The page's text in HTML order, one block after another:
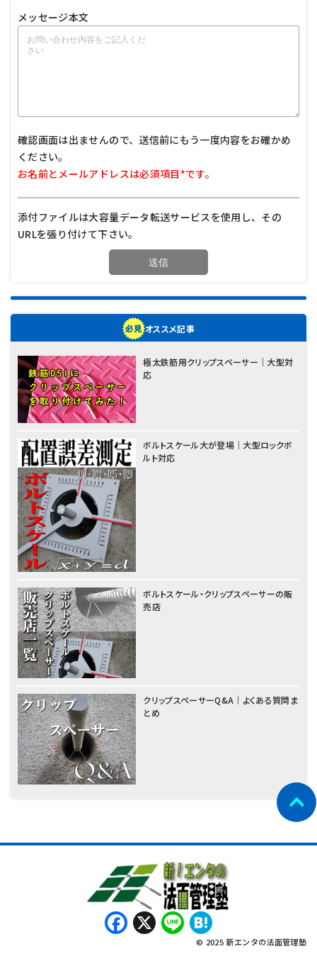
メッセージ本文
確認画面は出ませんので、送信前にもう一度内容をお確かめ
ください。
お名前とメールアドレスは必須項目*です。
添付ファイルは大容量データ転送サービスを使用し、その
URLを張り付けて下さい。
オススメ記事
極太鉄筋用クリップスペーサー｜大型対
応
ボルトスケール大が登場｜大型ロックボ
ルト対応
ボルトスケール・クリップスペーサーの販
売店
クリップスペーサーQ&A｜よくある質問ま
とめ
Facebook
X Line
© 2025 新エンタの法面管理塾